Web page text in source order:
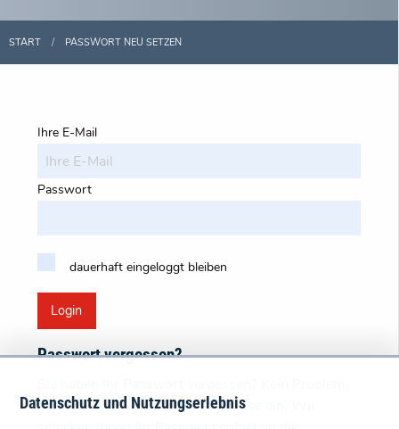
START PASSWORT NEU SETZEN
Ihre E-Mail
Passwort
dauerhaft eingeloggt bleiben
Login
Passwort vergessen?
Bitte geben Sie Ihre E-Mail-Adresse ein. Wir
Datenschutz und Nutzungserlebnis